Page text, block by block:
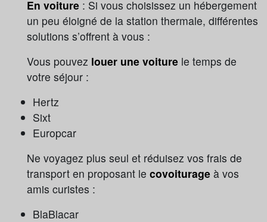
En voiture : Si vous choisissez un hébergement
un peu éloigné de la station thermale, différentes
solutions s’offrent à vous :
Vous pouvez louer une voiture le temps de
votre séjour :
Hertz
Sixt
Europcar
Ne voyagez plus seul et réduisez vos frais de
transport en proposant le covoiturage à vos
amis curistes :
BlaBlacar